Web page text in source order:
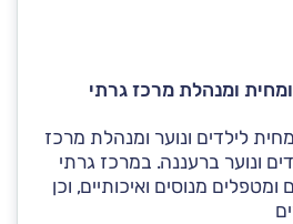
ומנהלת מרכז גרתי
לילדים ונוער ומנהלת מרכז
ונוער ברעננה. במרכז גרתי
ומטפלים מנוסים ואיכותיים, וכן